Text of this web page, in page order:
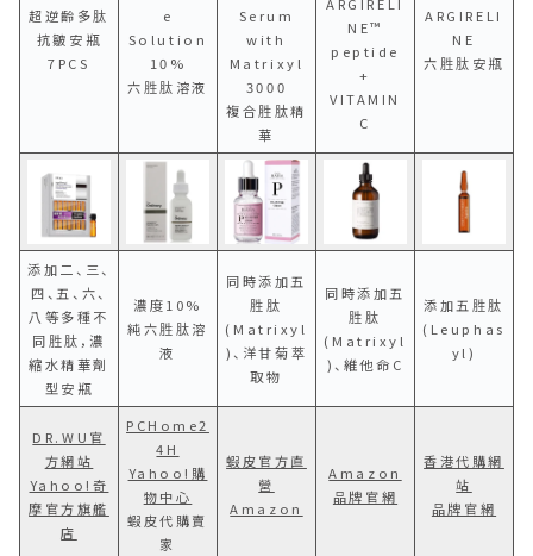
超逆齡多肽
抗皺安瓶
7PCS
e
Solution
10%
六胜肽溶液
Serum
with
Matrixyl
3000
複合胜肽精
華
ARGIRELI
NE™
peptide
+
VITAMIN
C
ARGIRELI
NE
六胜肽安瓶
添加二、三、
四、五、六、
八等多種不
同胜肽，濃
縮水精華劑
型安瓶
濃度10%
純六胜肽溶
液
同時添加五
胜肽
( Matrixyl
)、洋甘菊萃
取物
同時添加五
胜肽
(Matrixyl
)、維他命C
添加五胜肽
(Leuphas
yl)
DR.WU官
方網站
Yahoo!奇
摩官方旗艦
店
PCHome2
4H
Yahoo!購
物中心
蝦皮代購賣
家
蝦皮官方直
營
Amazon
Amazon
品牌官網
香港代購網
站
品牌官網